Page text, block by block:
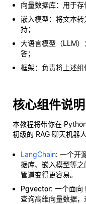
向量数据库：用于存
嵌入模型：将文本
持；
大语言模型（LLM
答；
框架：负责将上述组
核心组件说明
本教程将带你在
初级的 RAG 聊天机器人
LangChain: 一个开
据库、嵌入模型等之
管道变得更容易。
Pgvector: 一个面向
查询高维向量数据